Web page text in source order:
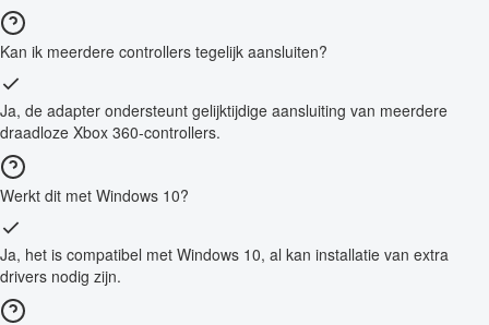
Kan ik meerdere controllers tegelijk aansluiten?
Ja, de adapter ondersteunt gelijktijdige aansluiting van meerdere
draadloze Xbox 360-controllers.
Werkt dit met Windows 10?
Ja, het is compatibel met Windows 10, al kan installatie van extra
drivers nodig zijn.